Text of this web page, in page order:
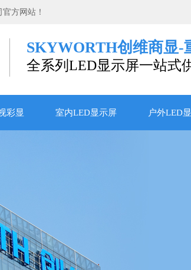
方网站！
SKYWORTH创维商显-
全系列LED显示屏一站式
彩显 室内LED显示屏 户外LED